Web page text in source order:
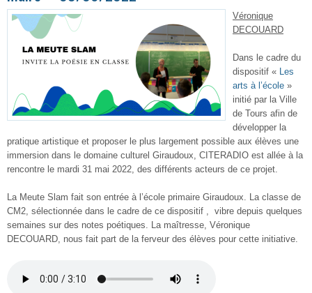
Véronique
DECOUARD
Dans le cadre du
dispositif « Les
arts à l’école »
initié par la Ville
de Tours afin de
développer la
pratique artistique et proposer le plus largement possible aux élèves une
immersion dans le domaine culturel Giraudoux, CITERADIO est allée à la
rencontre le mardi 31 mai 2022, des différents acteurs de ce projet.
La Meute Slam fait son entrée à l’école primaire Giraudoux. La classe de
CM2, sélectionnée dans le cadre de ce dispositif , vibre depuis quelques
semaines sur des notes poétiques. La maîtresse, Véronique
DECOUARD, nous fait part de la ferveur des élèves pour cette initiative.